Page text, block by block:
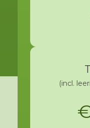
(incl.